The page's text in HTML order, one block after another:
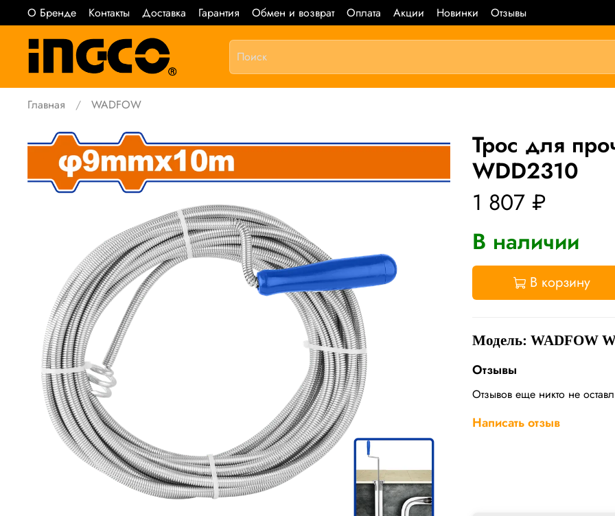
О Бренде Контакты Доставка Гарантия Обмен и возврат Оплата Акции Новинки Отзывы
Главная WADFOW
Трос для
WDD2310
1 807 ₽
В наличии
В корзину
Модель: WADFOW
Отзывы
Отзывов еще никто не
Написать отзыв